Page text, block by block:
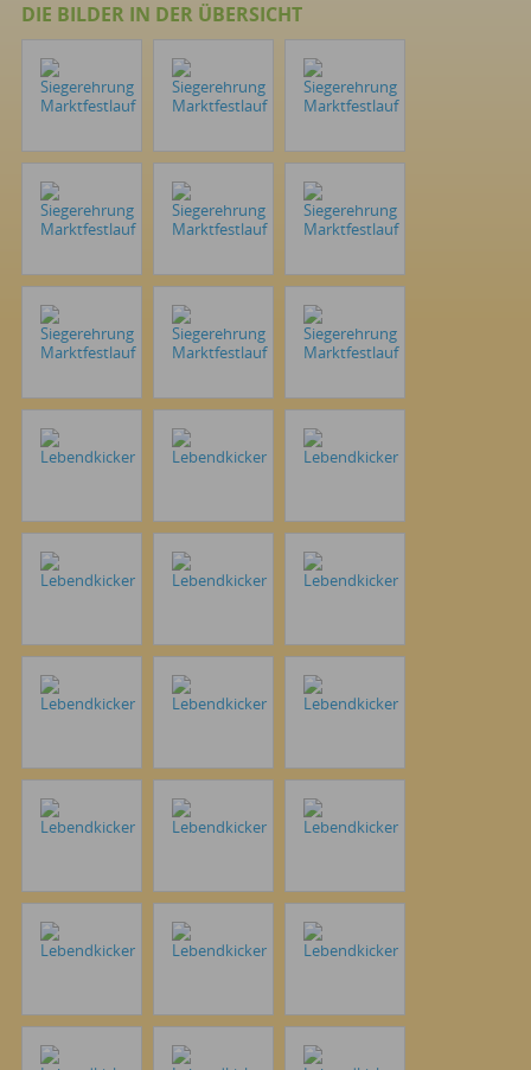
DIE BILDER IN DER ÜBERSICHT